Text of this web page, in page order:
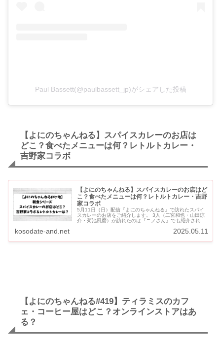
Paul Bassett(@paulbassett_jp)がシェアした投稿
【よにのちゃんねる】スパイスカレーのお店は
どこ？食べたメニューは何？レトルトカレー・
吉野家コラボ
【よにのちゃんねる】スパイスカレーのお店はど
こ？食べたメニューは何？レトルトカレー・吉野
家コラボ
5月11日（日）配信『よにのちゃんねる』で訪れたスパイ
スカレーのお店をご紹介します。 3人（二宮和也・山田涼
介・菊池風磨）が訪れたのは『ニノさん』でも紹介された
kosodate-and.net 2025.05.11
【よにのちゃんねる#419】ティラミスのカフ
ェ・コーヒー屋はどこ？オンラインストアはあ
る？